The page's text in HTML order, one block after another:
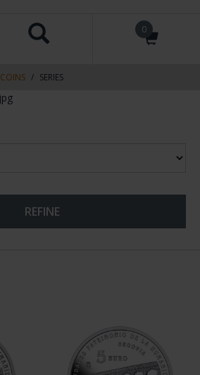
0
COINS SERIES
REFINE